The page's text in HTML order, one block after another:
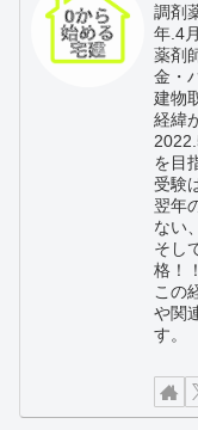
調剤
年.4
薬剤
金・
建物
経緯
を目
受験
翌年
ない
そし
格！！
この
や関
す。